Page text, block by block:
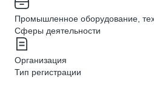
Промышленное оборудование,
Сферы деятельности
Организация
Тип регистрации